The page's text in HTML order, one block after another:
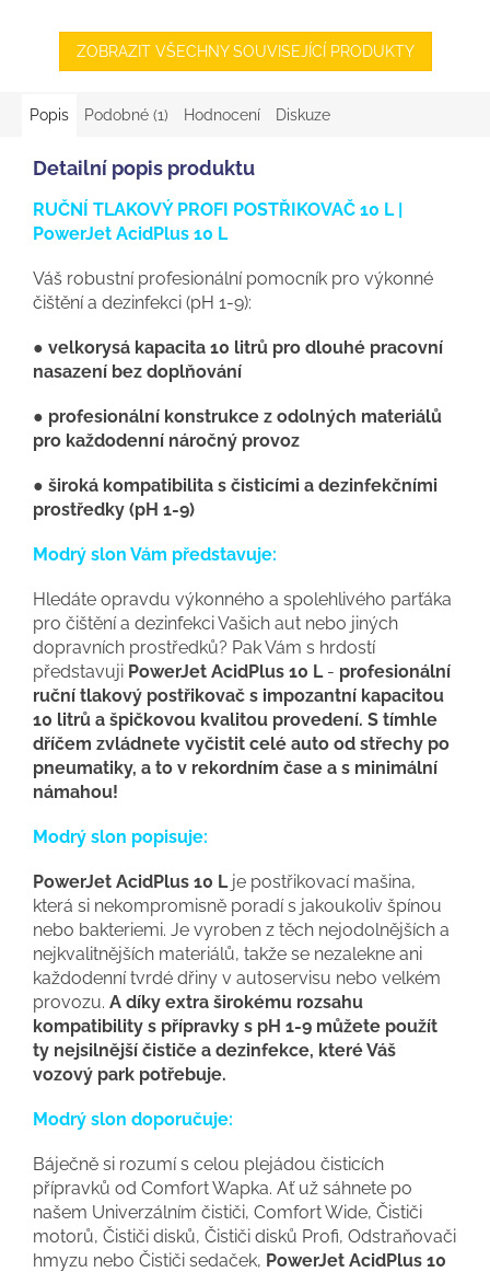
ZOBRAZIT VŠECHNY SOUVISEJÍCÍ PRODUKTY
Popis Podobné (1) Hodnocení Diskuze
Detailní popis produktu
RUČNÍ TLAKOVÝ PROFI POSTŘIKOVAČ 10 L |
PowerJet AcidPlus 10 L
Váš robustní profesionální pomocník pro výkonné
čištění a dezinfekci (pH 1-9):
● velkorysá kapacita 10 litrů pro dlouhé pracovní
nasazení bez doplňování
● profesionální konstrukce z odolných materiálů
pro každodenní náročný provoz
● široká kompatibilita s čisticími a dezinfekčními
prostředky (pH 1-9)
Modrý slon Vám představuje:
Hledáte opravdu výkonného a spolehlivého parťáka
pro čištění a dezinfekci Vašich aut nebo jiných
dopravních prostředků? Pak Vám s hrdostí
představuji PowerJet AcidPlus 10 L- profesionální
ruční tlakový postřikovač s impozantní kapacitou
10 litrů a špičkovou kvalitou provedení. S tímhle
dříčem zvládnete vyčistit celé auto od střechy po
pneumatiky, a to v rekordním čase a s minimální
námahou!
Modrý slon popisuje:
PowerJet AcidPlus 10 Lje postřikovací mašina,
která si nekompromisně poradí s jakoukoliv špínou
nebo bakteriemi. Je vyroben z těch nejodolnějších a
nejkvalitnějších materiálů, takže se nezalekne ani
každodenní tvrdé dřiny v autoservisu nebo velkém
provozu. A díky extra širokému rozsahu
kompatibility s přípravky s pH 1-9 můžete použít
ty nejsilnější čističe a dezinfekce, které Váš
vozový park potřebuje.
Modrý slon doporučuje:
Báječně si rozumí s celou plejádou čisticích
přípravků od Comfort Wapka. Ať už sáhnete po
našem Univerzálním čističi, Comfort Wide, Čističi
motorů, Čističi disků, Čističi disků Profi, Odstraňovači
hmyzu nebo Čističi sedaček, PowerJet AcidPlus 10